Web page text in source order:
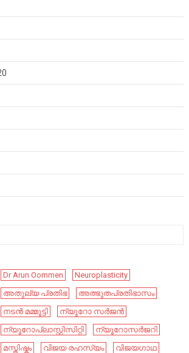
Dr Arun Oommen
Neuroplasticity
അതുല്യ പ്രതിഭ
അത്ഭുതപ്രതിഭാസം
നടൻ മമ്മൂട്ടി
ന്യൂറോ സർജൻ
ന്യൂറോപ്ലാസ്റ്റിസിറ്റി
ന്യൂറോസർജറി
മസ്തിഷ്കം
വിജയ രഹസ്യം
വിജയഗാഥ